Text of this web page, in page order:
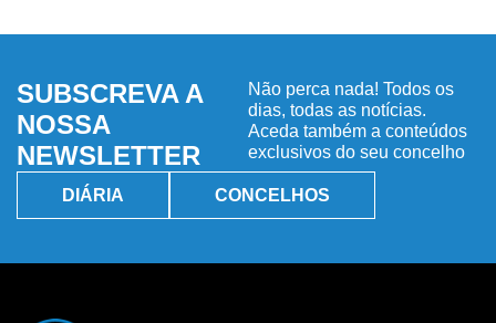
SUBSCREVA A
NOSSA
NEWSLETTER
Não perca nada! Todos os
dias, todas as notícias.
Aceda também a conteúdos
exclusivos do seu concelho
DIÁRIA CONCELHOS